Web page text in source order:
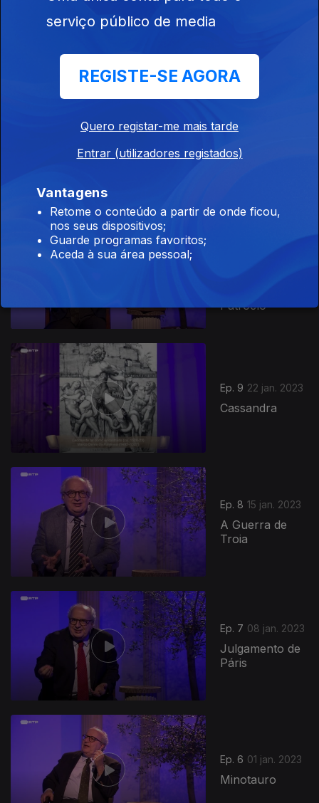
Ep. 11
Aquiles e a
Morte de
Pátroclo
Ep. 9 22 jan. 2023
Cassandra
Ep. 8 15 jan. 2023
A Guerra de
Troia
Ep. 7 08 jan. 2023
Julgamento de
Páris
Ep. 6 01 jan. 2023
Minotauro
serviço público de media
REGISTE-SE AGORA
Quero registar-me mais tarde
Entrar (utilizadores registados)
Vantagens
Retome o conteúdo a partir de onde ficou,
nos seus dispositivos;
Guarde programas favoritos;
Aceda à sua área pessoal;